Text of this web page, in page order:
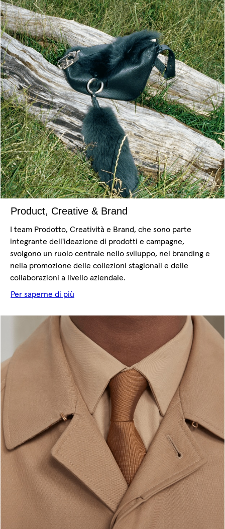
Product, Creative & Brand
I team Prodotto, Creatività e Brand, che sono parte
integrante dell'ideazione di prodotti e campagne,
svolgono un ruolo centrale nello sviluppo, nel branding e
nella promozione delle collezioni stagionali e delle
collaborazioni a livello aziendale.
Per saperne di più